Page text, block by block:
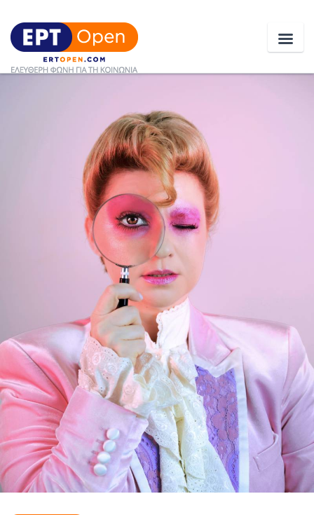
Ελλάδα
Κοινωνία
Πολιτική
Οικονομία
Αθλητικά
Κόσμος
Ραδιόφωνο LIVE
Εκπομπές
Πολιτισμός